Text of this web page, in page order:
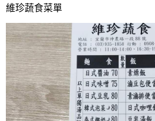
維珍蔬食菜單